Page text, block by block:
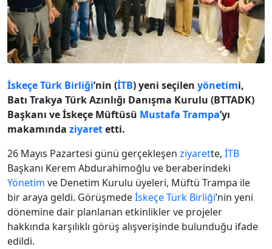
İskeçe Türk Birliği’nin (İTB) yeni seçilen yönetimi,
Batı Trakya Türk Azınlığı Danışma Kurulu (BTTADK)
Başkanı ve İskeçe Müftüsü Mustafa Trampa’yı
makamında ziyaretetti.
26 Mayıs Pazartesi günü gerçekleşen ziyarette, İTB
Başkanı Kerem Abdurahimoğlu ve beraberindeki
Yönetim ve Denetim Kurulu üyeleri, Müftü Trampa ile
bir araya geldi. Görüşmedeİskeçe Türk Birliği’nin yeni
dönemine dair planlanan etkinlikler ve projeler
hakkında karşılıklı görüş alışverişinde bulunduğu ifade
edildi.